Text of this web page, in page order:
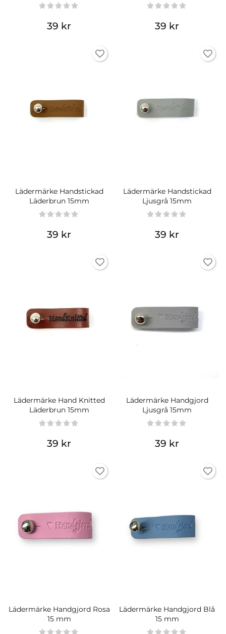
39 kr 39 kr
Lädermärke Handstickad
Läderbrun 15mm
39 kr
Lädermärke Handstickad
Ljusgrå 15mm
39 kr
Lädermärke Hand Knitted
Läderbrun 15mm
39 kr
Lädermärke Handgjord
Ljusgrå 15mm
39 kr
Lädermärke Handgjord Rosa
15 mm
Lädermärke Handgjord Blå
15 mm